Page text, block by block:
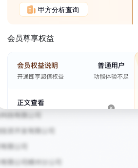
甲方分析查询
会员尊享权益